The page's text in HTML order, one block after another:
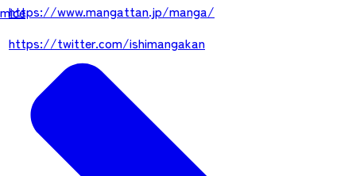
mice
https://www.mangattan.jp/manga/
https://twitter.com/ishimangakan